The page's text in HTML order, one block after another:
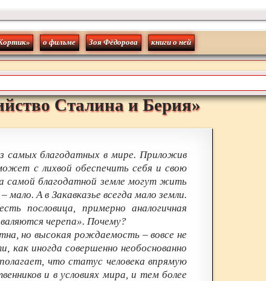
о фильме Зоя Фёдорова книги о ней
Сталина и Берия»
самых благодатных в мире. Приложив
с лихвой обеспечить себя и свою
самой благодатной земле могут жить
мало. А в Закавказье всегда мало земли.
пословица, примерно аналогичная
черепа». Почему?
но высокая рождаемость – вовсе не
как иногда совершенно необоснованно
что статус человека впрямую
и в условиях мира, и тем более